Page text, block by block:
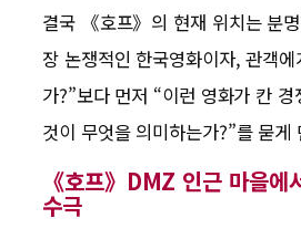
결국 《호프》의 현재 위치는 분
장 논쟁적인 한국영화이자, 관객
가?”보다 먼저 “이런 영화가 칸
것이 무엇을 의미하는가?”를 묻게
《호프》DMZ 인근 마을에
수극